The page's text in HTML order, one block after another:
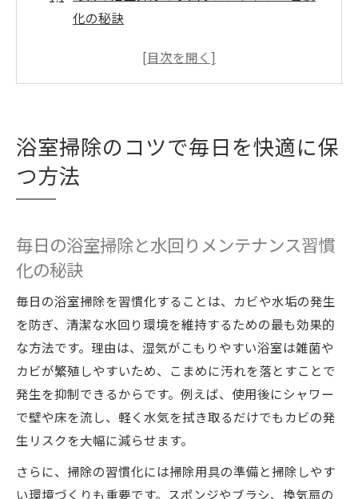
化の秘訣
風呂掃除のやり方を押さえた水回りメンテ
ナンス方法
水回りメンテナンスが叶える清潔なお風呂習慣
水回りメンテナンスの基礎と浴室掃除の重
要性を知る
風呂掃除のやり方を通じて清潔な水回りを
作る方法
浴室掃除のコツで安心できるお風呂習慣を
実現しよう
毎日続けやすい水回りメンテナンスの工夫
とコツ紹介
浴室掃除と水回りメンテナンスが健康維持
に役立つ理由
浴室掃除のコツで毎日を快適に保
つ方法
毎日の浴室掃除と水回りメンテナンス習慣
化の秘訣
毎日の浴室掃除を習慣化することは、カビや水垢の発生
を防ぎ、清潔な水回り環境を維持するための最も効果的
な方法です。理由は、湿気がこもりやすい浴室は雑菌や
カビが繁殖しやすいため、こまめに汚れを落とすことで
発生を抑制できるからです。例えば、使用後にシャワー
で壁や床を流し、軽く水気を拭き取るだけでもカビの発
生リスクを大幅に減らせます。
さらに、掃除の習慣化には掃除用具の準備と掃除しやす
い環境づくりも重要です。スポンジやブラシ、換気扇の